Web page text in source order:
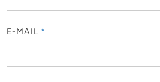
E-MAIL *